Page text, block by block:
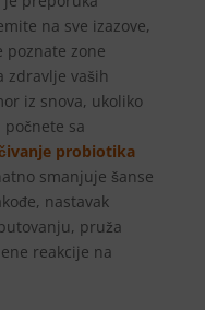
na sve izazove,
poznate zone
zdravlje vaših
iz snova, ukoliko
sa
probiotika
smanjuje šanse
nastavak
pruža
reakcije na